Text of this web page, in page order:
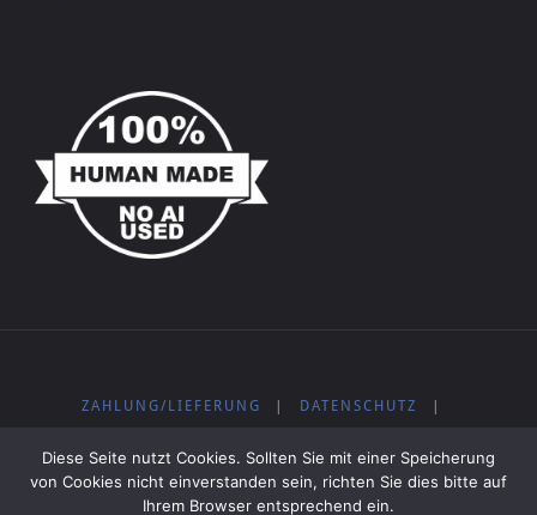
ZAHLUNG/LIEFERUNG DATENSCHUTZ
KOSTENLOSE MUSIK
Diese Seite nutzt Cookies. Sollten Sie mit einer Speicherung
von Cookies nicht einverstanden sein, richten Sie dies bitte auf
Ihrem Browser entsprechend ein.